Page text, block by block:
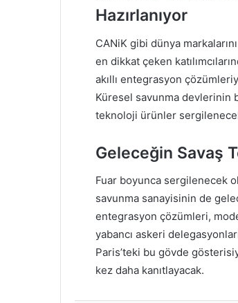
Hazırlanıyor
CANiK gibi dünya
en dikkat çeken
akıllı entegrasyon
Küresel savunma devlerinin
teknoloji ürünler
Geleceğin Savaş
Fuar boyunca sergilenecek
savunma sanayisinin de
entegrasyon çözümleri,
yabancı askeri
Paris’teki bu gövde
kez daha kanıtlayacak.